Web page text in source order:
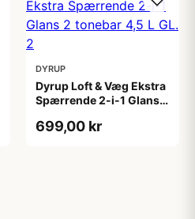
DYRUP
Dyrup Loft & Væg Ekstra
Spærrende 2-i-1 Glans 2
699,00 kr